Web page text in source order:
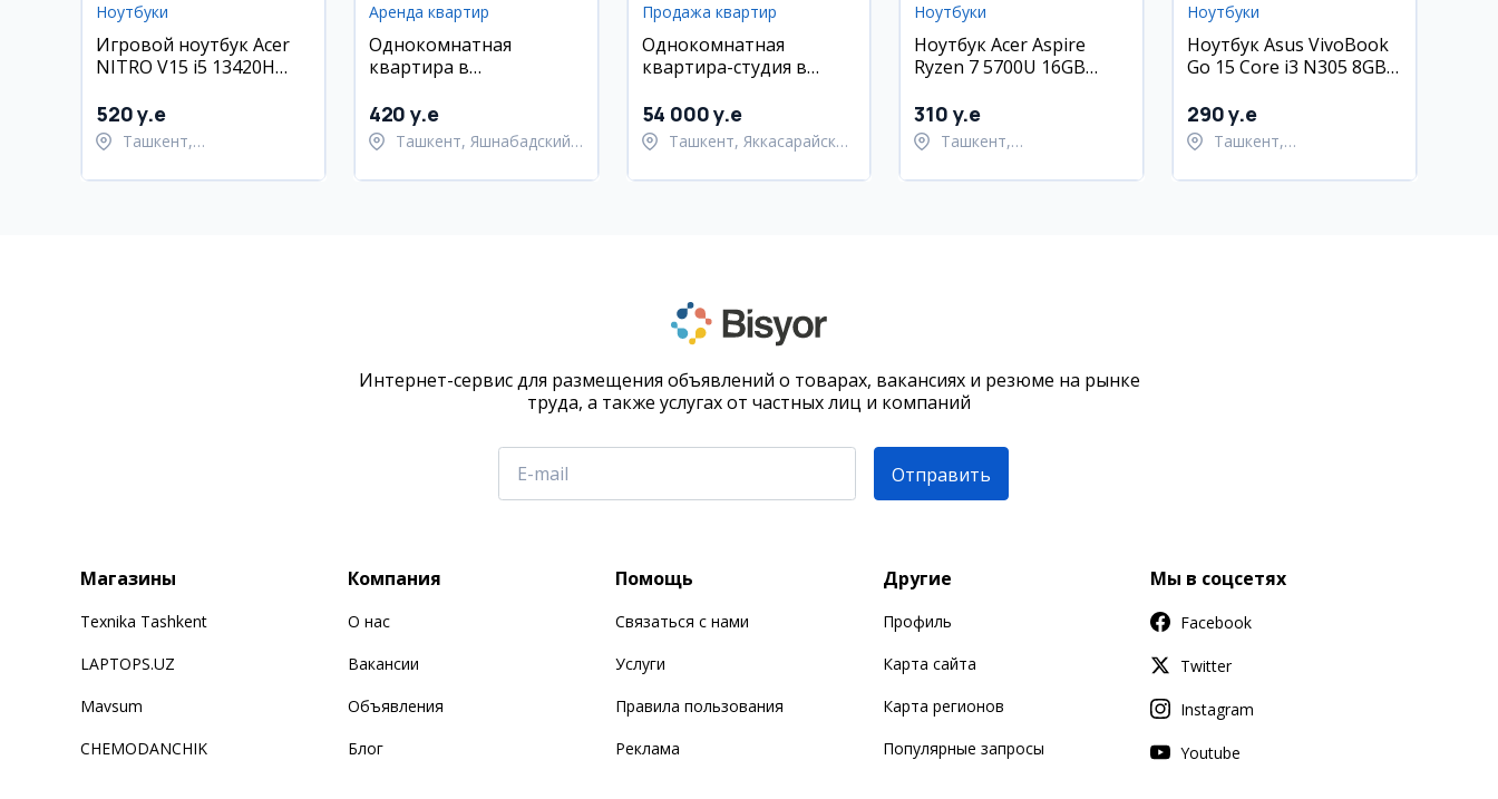
Ноутбуки
Игровой ноутбук Acer
NITRO V15 i5 13420H
520 y.e
Ташкент,
Аренда квартир
Однокомнатная
квартира в
Яшнабадский район,
Green Park
420 y.e
Ташкент, Яшнабадский
Продажа квартир
Однокомнатная
квартира-студия в
54 000 y.e
Ташкент, Яккасарайский
Ноутбуки
Ноутбук Acer Aspire
Ryzen 7 5700U 16GB
310 y.e
Ташкент,
Ноутбуки
Ноутбук Asus VivoBook
Go 15 Core i3 N305 8GB
290 y.e
Ташкент,
Интернет-сервис для размещения объявлений о товарах, вакансиях и резюме на рынке
труда, а также услугах от частных лиц и компаний
Отправить
Магазины
Texnika Tashkent
LAPTOPS.UZ
Mavsum
CHEMODANCHIK
Компания
О нас
Вакансии
Объявления
Блог
Помощь
Связаться с нами
Услуги
Правила пользования
Реклама
Другие
Профиль
Карта сайта
Карта регионов
Популярные запросы
Мы в соцсетях
Facebook
Twitter
Instagram
Youtube